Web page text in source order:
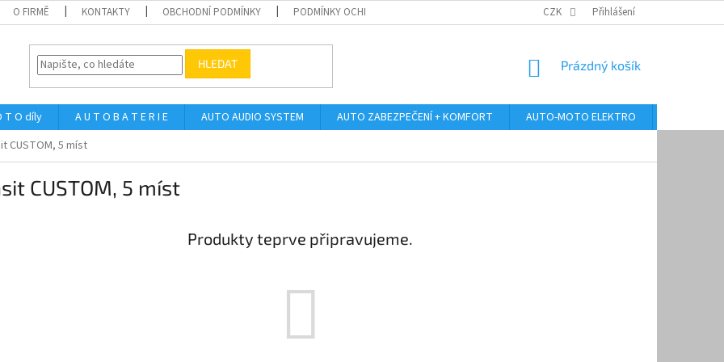
O FIRMĚ KONTAKTY OBCHODNÍ PODMÍNKY PODMÍNKY OCHRANY OSOBNÍCH ÚDAJŮ ODSTOUPENÍ OD KUPNÍ SMLOUVY
CZK Přihlášení
HLEDAT
NÁKUPNÍ
Prázdný košík
T O díly A U T O B A T E R I E AUTO AUDIO SYSTEM AUTO ZABEZPEČENÍ + KOMFORT AUTO-MOTO ELEKTRO
CUSTOM, 5 míst
CUSTOM, 5 míst
Produkty teprve připravujeme.